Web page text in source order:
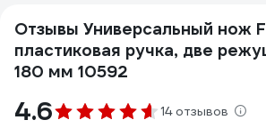
Отзывы Универсальный нож
пластиковая ручка, две
180 мм 10592
4.6 14 отзывов